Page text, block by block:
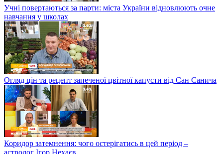
Учні повертаються за парти: міста України відновлюють очне
навчання у школах
Огляд цін та рецепт запеченої цвітної капусти від Сан Санича
Коридор затемнення: чого остерігатись в цей період –
астролог Ігор Нехаєв